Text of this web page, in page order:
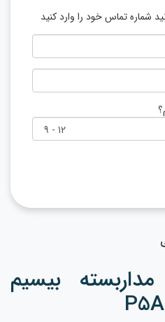
شماره تماس خود را وارد کنید
بیسیم